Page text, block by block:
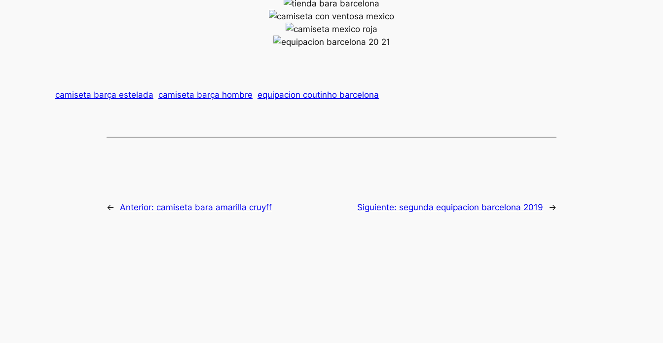
camiseta barça estelada camiseta barça hombre equipacion coutinho barcelona
← Anterior: camiseta bara amarilla cruyff Siguiente: segunda equipacion barcelona 2019 →